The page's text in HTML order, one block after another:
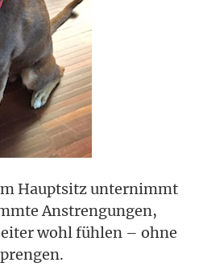
Hauptsitz unternimmt
Anstrengungen,
wohl fühlen – ohne